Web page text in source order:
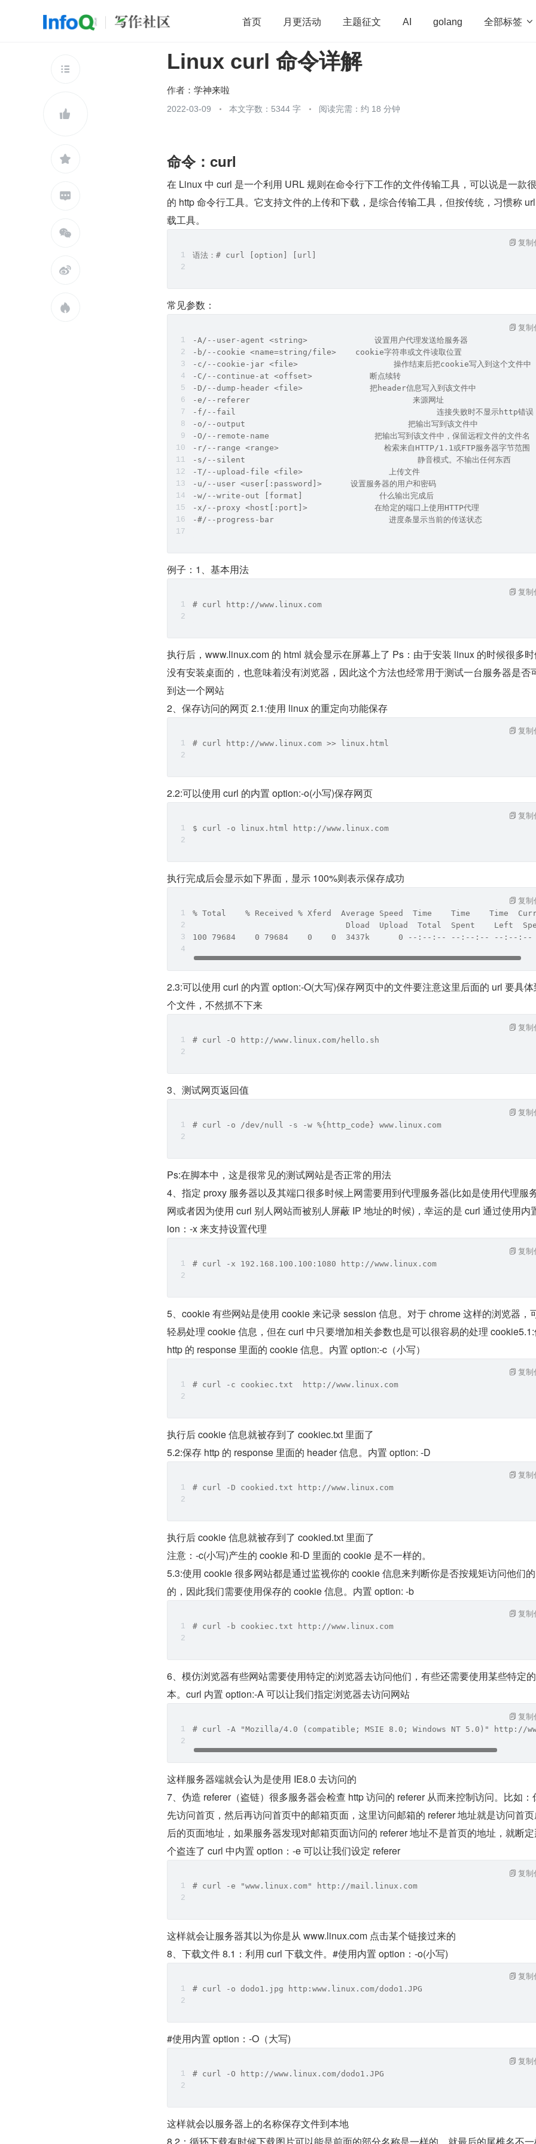
首页 月更活动 主题征文 AI golang 全部标签 
开源 架构 OpenHarmony 算法
团队管理
查看更多







Linux curl 命令详解
作者： 学神来啦
2022-03-09 本文字数：5344 字 阅读完需：约 18 分钟
命令：curl
在 Linux 中 curl 是一个利用 URL 规则在命令行下工作的文件传输工具，可以说是一款
的 http 命令行工具。它支持文件的上传和下载，是综合传输工具，但按传统，习惯称
载工具。
语法：# curl [option] [url]
复制
常见参数：
-A/--user-agent <string>              设置用户代理发送给服务器
-b/--cookie <name=string/file>    cookie字符串或文件读取位置
-c/--cookie-jar <file>                    操作结束后把cookie写入到这个文件中
-C/--continue-at <offset>            断点续转
-D/--dump-header <file>              把header信息写入到该文件中
-e/--referer                                  来源网址
-f/--fail                                          连接失败时不显示http错误
-o/--output                                  把输出写到该文件中
-O/--remote-name                      把输出写到该文件中，保留远程文件的文件名
-r/--range <range>                      检索来自HTTP/1.1或FTP服务器字节范围
-s/--silent                                    静音模式。不输出任何东西
-T/--upload-file <file>                  上传文件
-u/--user <user[:password]>      设置服务器的用户和密码
-w/--write-out [format]                什么输出完成后
-x/--proxy <host[:port]>              在给定的端口上使用HTTP代理
-#/--progress-bar                        进度条显示当前的传送状态
复制
例子：1、基本用法
# curl http://www.linux.com
复制
执行后，www.linux.com 的 html 就会显示在屏幕上了 Ps：由于安装 linux 的时候很多
没有安装桌面的，也意味着没有浏览器，因此这个方法也经常用于测试一台服务器是否
到达一个网站
2、保存访问的网页 2.1:使用 linux 的重定向功能保存
# curl http://www.linux.com >> linux.html
复制
2.2:可以使用 curl 的内置 option:-o(小写)保存网页
$ curl -o linux.html http://www.linux.com
复制
执行完成后会显示如下界面，显示 100%则表示保存成功
% Total    % Received % Xferd  Average Speed  Time    Time    Time
Dload  Upload  Total  Spent    Left
100 79684    0 79684    0    0  3437k      0 --:--:-- --:--:-- --:--:--
复制
2.3:可以使用 curl 的内置 option:-O(大写)保存网页中的文件要注意这里后面的 url 要具
个文件，不然抓不下来
# curl -O http://www.linux.com/hello.sh
复制
3、测试网页返回值
# curl -o /dev/null -s -w %{http_code} www.linux.com
复制
Ps:在脚本中，这是很常见的测试网站是否正常的用法
4、指定 proxy 服务器以及其端口很多时候上网需要用到代理服务器(比如是使用代理服
网或者因为使用 curl 别人网站而被别人屏蔽 IP 地址的时候)，幸运的是 curl 通过使用内
ion：-x 来支持设置代理
# curl -x 192.168.100.100:1080 http://www.linux.com
复制
5、cookie 有些网站是使用 cookie 来记录 session 信息。对于 chrome 这样的浏览器，
轻易处理 cookie 信息，但在 curl 中只要增加相关参数也是可以很容易的处理
http 的 response 里面的 cookie 信息。内置 option:-c（小写）
# curl -c cookiec.txt  http://www.linux.com
复制
执行后 cookie 信息就被存到了 cookiec.txt 里面了
5.2:保存 http 的 response 里面的 header 信息。内置 option: -D
# curl -D cookied.txt http://www.linux.com
复制
执行后 cookie 信息就被存到了 cookied.txt 里面了
注意：-c(小写)产生的 cookie 和-D 里面的 cookie 是不一样的。
5.3:使用 cookie 很多网站都是通过监视你的 cookie 信息来判断你是否按规矩访问他们
的，因此我们需要使用保存的 cookie 信息。内置 option: -b
# curl -b cookiec.txt http://www.linux.com
复制
6、模仿浏览器有些网站需要使用特定的浏览器去访问他们，有些还需要使用某些特定
本。curl 内置 option:-A 可以让我们指定浏览器去访问网站
# curl -A "Mozilla/4.0 (compatible; MSIE 8.0; Windows NT 5.0)" http://
复制
这样服务器端就会认为是使用 IE8.0 去访问的
7、伪造 referer（盗链）很多服务器会检查 http 访问的 referer 从而来控制访问。比如：
先访问首页，然后再访问首页中的邮箱页面，这里访问邮箱的 referer 地址就是访问首
后的页面地址，如果服务器发现对邮箱页面访问的 referer 地址不是首页的地址，就断
个盗连了 curl 中内置 option：-e 可以让我们设定 referer
# curl -e "www.linux.com" http://mail.linux.com
复制
这样就会让服务器其以为你是从 www.linux.com 点击某个链接过来的
8、下载文件 8.1：利用 curl 下载文件。#使用内置 option：-o(小写)
# curl -o dodo1.jpg http:www.linux.com/dodo1.JPG
复制
#使用内置 option：-O（大写)
# curl -O http://www.linux.com/dodo1.JPG
复制
这样就会以服务器上的名称保存文件到本地